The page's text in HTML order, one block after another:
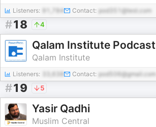
Listeners: 91,784 Contact: pod351@test.com
#18 4
Qalam Institute Podcast
Qalam Institute
Listeners: Contact: pod506@gmail.com
#19 5
Yasir Qadhi
Muslim Central